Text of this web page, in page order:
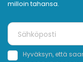
milloin tahansa.
Hyväksyn, että